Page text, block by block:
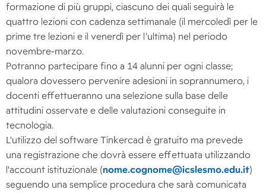
formazione di più gruppi, ciascuno dei quali seguirà le
quattro lezioni con cadenza settimanale (il mercoledì per le
prime tre lezioni e il venerdì per l’ultima) nel periodo
novembre-marzo.
Potranno partecipare fino a 14 alunni per ogni classe;
qualora dovessero pervenire adesioni in soprannumero, i
docenti effettueranno una selezione sulla base delle
attitudini osservate e delle valutazioni conseguite in
tecnologia.
L'utilizzo del software Tinkercad è gratuito ma prevede
una registrazione che dovrà essere effettuata utilizzando
l'account istituzionale (nome.cognome@icslesmo.edu.it)
seguendo una semplice procedura che sarà comunicata